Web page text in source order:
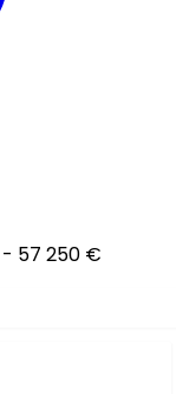
- 57 250 €